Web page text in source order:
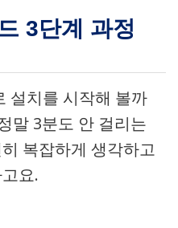
3단계 과정
설치를 시작해 볼까
말 3분도 안 걸리는
복잡하게 생각하고
요.